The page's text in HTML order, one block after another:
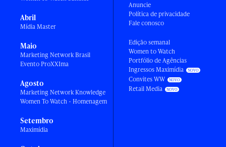
Abril
Mídia Master
Maio
Marketing Network Brasil
Evento ProXXIma
Agosto
Marketing Network Knowledge
Women To Watch - Homenagem
Setembro
Maximídia
Anuncie
Política de privacidade
Fale conosco
Edição semanal
Women to Watch
Portfólio de Agências
Ingressos Maximídia
Convites WW
Retail Media